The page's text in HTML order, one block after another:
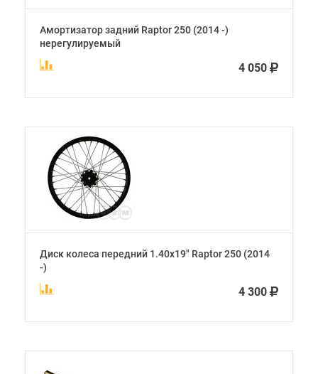
Амортизатор задний Raptor 250 (2014 -)
нерегулируемый
4 050
Диск колеса передний 1.40х19" Raptor 250 (2014
-)
4 300